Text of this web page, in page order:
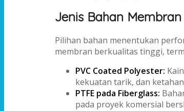
Jenis Bahan
Pilihan bahan menentukan
membran berkualitas tinggi,
PVC Coated Polyester:
kekuatan tarik, dan
PTFE pada Fiberglass:
pada proyek komersial